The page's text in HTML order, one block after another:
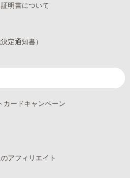
明書について
定通知書）
カードキャンペーン
アフィリエイト